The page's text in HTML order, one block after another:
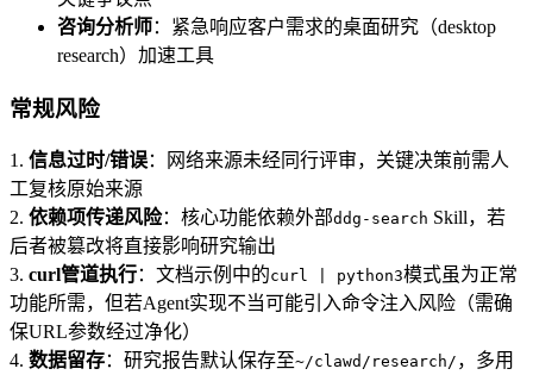
咨询分析师：紧急响应客户需求的桌面研究（desktop
research）加速工具
常规风险
1. 信息过时/错误：网络来源未经同行评审，关键决策前需人
工复核原始来源
2. 依赖项传递风险：核心功能依赖外部ddg-search Skill，若
后者被篡改将直接影响研究输出
3. curl管道执行：文档示例中的curl | python3模式虽为正常
功能所需，但若Agent实现不当可能引入命令注入风险（需确
保URL参数经过净化）
4. 数据留存：研究报告默认保存至~/clawd/research/ ，多用